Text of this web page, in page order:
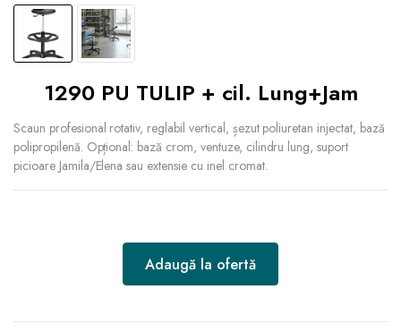
1290 PU TULIP + cil. Lung+Jam
Scaun profesional rotativ, reglabil vertical, șezut poliuretan injectat, bază
polipropilenă. Opțional: bază crom, ventuze, cilindru lung, suport
picioare Jamila/Elena sau extensie cu inel cromat.
Adaugă la ofertă